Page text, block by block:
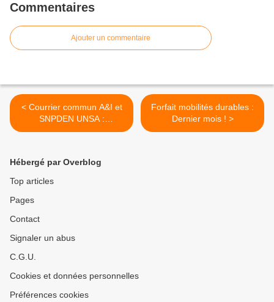
Commentaires
Ajouter un commentaire
< Courrier commun A&I et
SNPDEN UNSA :
personnels des EPLE logés
Forfait mobilités durables :
Dernier mois ! >
Hébergé par Overblog
Top articles
Pages
Contact
Signaler un abus
C.G.U.
Cookies et données personnelles
Préférences cookies